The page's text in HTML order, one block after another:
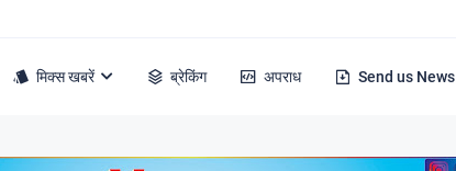
मिक्स खबरें ब्रेकिंग अपराध Send us News